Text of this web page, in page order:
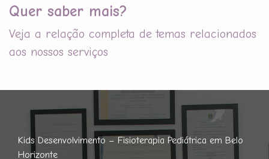
Quer saber mais?
Veja a relação completa de temas relacionados
aos nossos serviços
Kids Desenvolvimento – Fisioterapia Pediátrica em Belo
Horizonte